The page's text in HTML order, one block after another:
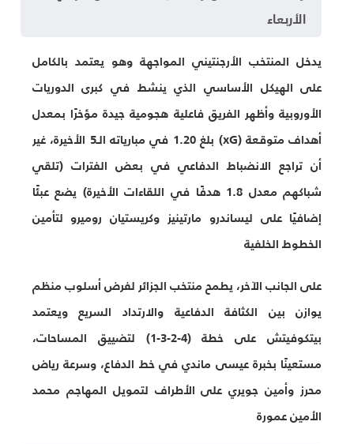
الأربعاء
يدخل المنتخب الأرجنتيني المواجهة وهو يعتمد بالكامل
على الهيكل الأساسي الذي ينشط في كبرى الدوريات
الأوروبية وأظهر الفريق فاعلية هجومية جيدة مؤخرًا بمعدل
أهداف متوقعة (xG) بلغ 1.20 في مبارياته الـ5 الأخيرة، غير
أن تراجع الانضباط الدفاعي في بعض الفترات (تلقي
شباكهم معدل 1.8 هدفًا في اللقاءات الأخيرة) يضع عبئًا
إضافيًا على ليساندرو مارتينيز وكريستيان روميرو لتأمين
الخطوط الخلفية
على الجانب الآخر، يطمح منتخب الجزائر لفرض أسلوب منظم
يوازن بين الكثافة الدفاعية والارتداد السريع ويعتمد
بيتكوفيتش على خطة (4-2-3-1) لتضييق المساحات،
مستعينًا بخبرة عيسى ماندي في خط الدفاع، وسرعة رياض
محرز وأمين جويري على الأطراف لتمويل المهاجم محمد
الأمين عمورة